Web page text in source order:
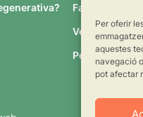
Per oferir
aquestes
navegació
pot afectar
Família Torres
Verdcamp
Pomona Fruits